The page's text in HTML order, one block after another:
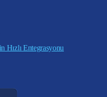
Hızlı Entegrasyonu